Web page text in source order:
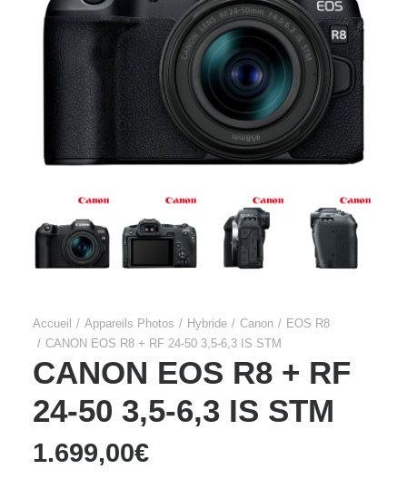
Accueil Appareils Photos Hybride Canon
EOS R8
CANON EOS R8 + RF 24-50 3,5-6,3 IS STM
CANON EOS R8 + RF
24-50 3,5-6,3 IS STM
1.699,00€